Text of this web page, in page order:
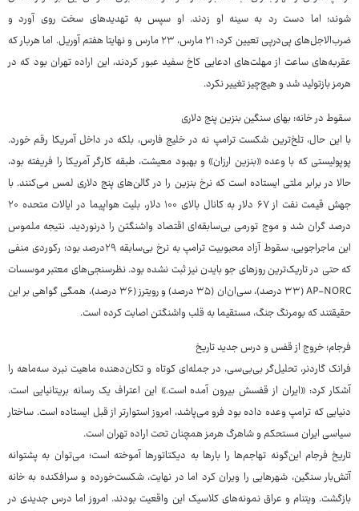
شوند؛ اما دست رد به سینه او زدند. او سپس به تهدیدهای سخت روی آورد و
ضرب‌الاجل‌های پی‌درپی تعیین کرد: ۲۱ مارس، ۲۳ مارس و نهایتا هفتم آوریل. اما هربار که
عقربه‌های ساعت از مهلت‌های ادعایی کاخ سفید عبور کردند، این اراده تهران بود که در
هرمز بازتولید شد و هیچ‌چیز تغییر نکرد.
سقوط در خانه؛ بهای سنگین بنزین پنج دلاری
با این حال، تلخ‌ترین شکست ترامپ نه در خلیج فارس، بلکه در داخل آمریکا رقم خورد.
پوپولیستی که با وعده «بنزین ارزان» و بهبود معیشت، طبقه کارگر آمریکا را فریفته بود،
حالا در برابر ملتی ایستاده است که نرخ بنزین را در گالن‌های پنج دلاری لمس می‌کنند. با
جهش قیمت نفت از ۶۷ دلار به کانال بالای ۱۰۰ دلار، بلیت هواپیما در ایالات متحده ۲۰
درصد گران شد و موج تورمی بی‌سابقه‌ای اقتصاد واشنگتن را درنوردید. نتیجه ملموس
این ماجراجویی، سقوط آزاد محبوبیت ترامپ به نرخ بی‌سابقه ۲۹درصد بود؛ رکوردی منفی
که حتی در تاریک‌ترین روزهای جو بایدن نیز ثبت نشده بود. نظرسنجی‌های معتبر موسسات
AP-NORC (۳۳ درصد)، سی‌ان‌ان (۳۵ درصد) و رویترز (۳۶ درصد)، همگی گواهی بر این
حقیقتند که بومرنگ جنگ، مستقیما به قلب واشنگتن اصابت کرده است.
فرجام؛ خروج از قفس و درس جدید تاریخ
فرانک گاردنر، تحلیل‌گر بی‌بی‌سی، در جمله‌ای کوتاه و تکان‌دهنده ماهیت نبرد سه‌ماهه را
آشکار کرد: «ایران از قفسش بیرون آمده است.» این اعتراف یک رسانه بریتانیایی است.
دنیایی که ترامپ وعده داده بود فرو می‌پاشد، امروز استوارتر از قبل ایستاده است. ساختار
سیاسی ایران مستحکم و شاهرگ هرمز همچنان تحت اراده تهران است.
تاریخ فرجام این‌گونه تهاجم‌ها را بارها به دیکتاتورها آموخته است؛ می‌توان به پشتوانه
آتش‌بار سنگین، شهرهایی را ویران کرد اما در نهایت، شکست‌خورده و سرافکنده به خانه
بازگشت. ویتنام و عراق نمونه‌های کلاسیک این واقعیت بودند. امروز اما درس جدیدی در